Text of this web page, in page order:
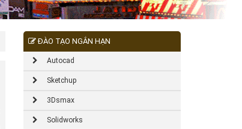
ĐÀO TẠO NGẮN HẠN
Autocad
Sketchup
3Dsmax
Solidworks